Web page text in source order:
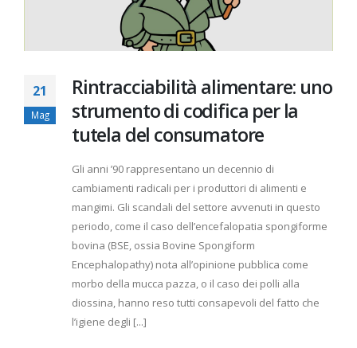
21
Mag
Rintracciabilità alimentare: uno
strumento di codifica per la
tutela del consumatore
Gli anni ’90 rappresentano un decennio di
cambiamenti radicali per i produttori di alimenti e
mangimi. Gli scandali del settore avvenuti in questo
periodo, come il caso dell’encefalopatia spongiforme
bovina (BSE, ossia Bovine Spongiform
Encephalopathy) nota all’opinione pubblica come
morbo della mucca pazza, o il caso dei polli alla
diossina, hanno reso tutti consapevoli del fatto che
l’igiene degli [...]